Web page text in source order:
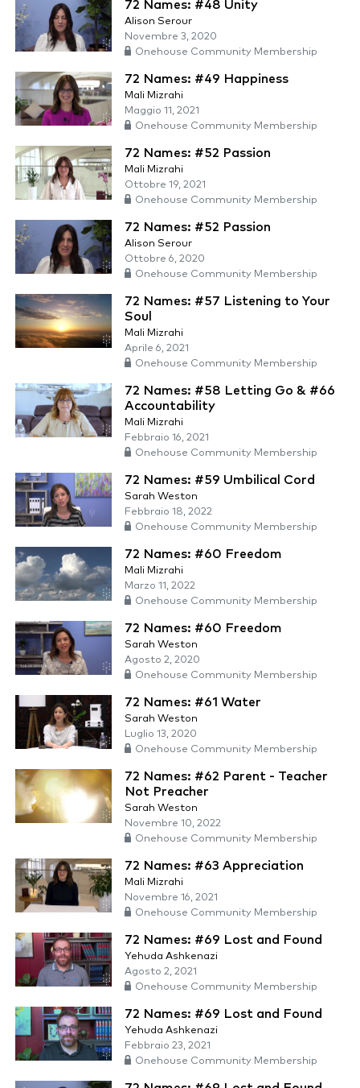
72 Names: #48 Unity
Alison Serour
Novembre 3, 2020
Onehouse Community Membership
72 Names: #49 Happiness
Mali Mizrahi
Maggio 11, 2021
Onehouse Community Membership
72 Names: #52 Passion
Mali Mizrahi
Ottobre 19, 2021
Onehouse Community Membership
72 Names: #52 Passion
Alison Serour
Ottobre 6, 2020
Onehouse Community Membership
72 Names: #57 Listening to Your
Soul
Mali Mizrahi
Aprile 6, 2021
Onehouse Community Membership
72 Names: #58 Letting Go & #66
Accountability
Mali Mizrahi
Febbraio 16, 2021
Onehouse Community Membership
72 Names: #59 Umbilical Cord
Sarah Weston
Febbraio 18, 2022
Onehouse Community Membership
72 Names: #60 Freedom
Mali Mizrahi
Marzo 11, 2022
Onehouse Community Membership
72 Names: #60 Freedom
Sarah Weston
Agosto 2, 2020
Onehouse Community Membership
72 Names: #61 Water
Sarah Weston
Luglio 13, 2020
Onehouse Community Membership
72 Names: #62 Parent - Teacher
Not Preacher
Sarah Weston
Novembre 10, 2022
Onehouse Community Membership
72 Names: #63 Appreciation
Mali Mizrahi
Novembre 16, 2021
Onehouse Community Membership
72 Names: #69 Lost and Found
Yehuda Ashkenazi
Agosto 2, 2021
Onehouse Community Membership
72 Names: #69 Lost and Found
Yehuda Ashkenazi
Febbraio 23, 2021
Onehouse Community Membership